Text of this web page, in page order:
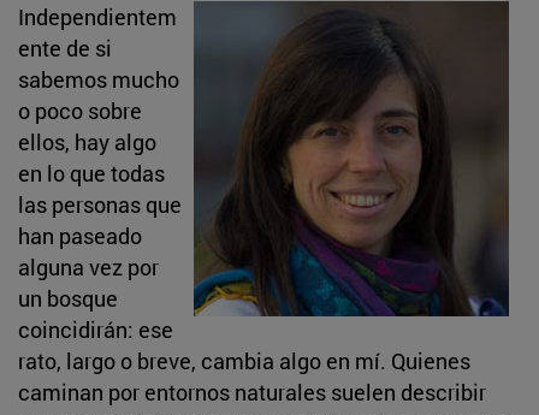
Independientem
ente de si
sabemos mucho
o poco sobre
ellos, hay algo
en lo que todas
las personas que
han paseado
alguna vez por
un bosque
coincidirán: ese
rato, largo o breve, cambia algo en mí. Quienes
caminan por entornos naturales suelen describir